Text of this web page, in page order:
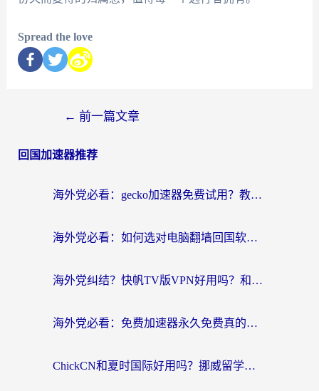
Spread the love
← 前一篇文章
回国加速器推荐
海外党必看：gecko加速器免费试用？教你选对回国加速器，无缝刷国内剧玩游戏
海外党必看：如何选对电脑翻墙回国软件，轻松解锁国内资源？
海外党纠结？快帆TV版VPN好用吗？和扇贝手游VPN对比哪个回国效果更好？
海外党必看：免费加速器永久免费真的存在吗？教你选对回国加速器无缝刷国内资源
ChickCN和夏时国际好用吗？挪威留学生亲测3款回国加速器，附穿梭和加速喵对比指南